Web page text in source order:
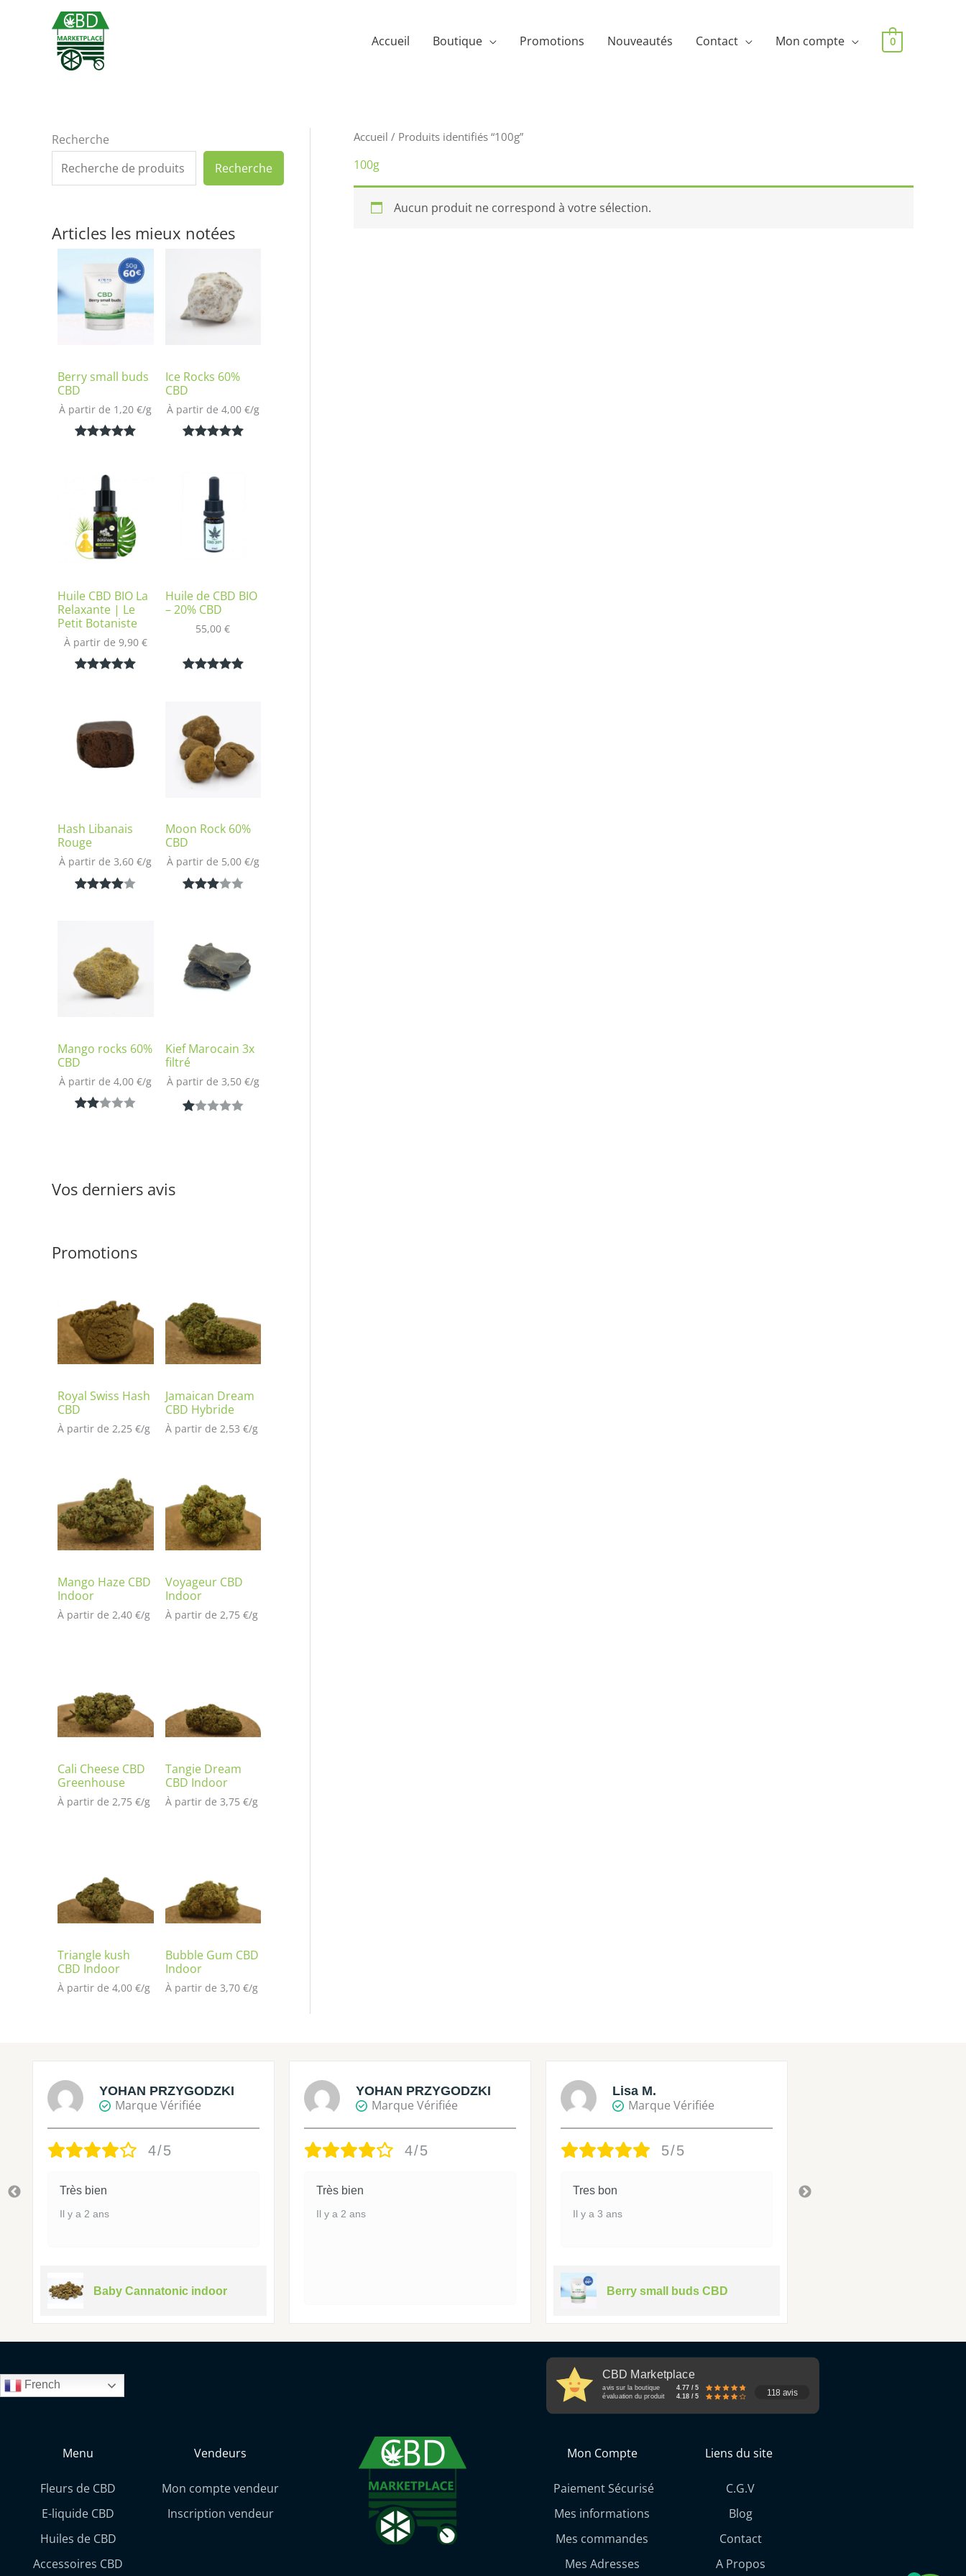
Accueil Boutique Promotions Nouveautés Contact Mon compte 0
Recherche
Recherche
Articles les mieux notées
Berry small buds
CBD
À partir de 1,20€/g
basé sur
client
Ice Rocks 60%
CBD
À partir de 4,00 €/g
basé sur
notation
client
Huile CBD BIO La
Relaxante | Le
Petit Botaniste
À partir de 9,90 €
notation
client
Huile de CBD BIO
– 20% CBD
55,00€
basé sur
notation
client
Hash Libanais
Rouge
À partir de 3,60€/g
sur
notation
client
Moon Rock 60%
CBD
À partir de 5,00 €/g
basé
sur
notatio
Mango rocks 60%
CBD
À partir de 4,00€/g
bas
Kief Marocain 3x
filtré
À partir de 3,50 €/g
s
ur
no
io
n
cli
Vos derniers avis
Promotions
Royal Swiss Hash
CBD
À partir de 2,25 €/g
Jamaican Dream
CBD Hybride
À partir de 2,53 €/g
Mango Haze CBD
Indoor
À partir de 2,40 €/g
Voyageur CBD
Indoor
À partir de 2,75 €/g
Cali Cheese CBD
Greenhouse
À partir de 2,75 €/g
Tangie Dream
CBD Indoor
À partir de 3,75 €/g
Triangle kush
CBD Indoor
À partir de 4,00 €/g
Bubble Gum CBD
Indoor
À partir de 3,70 €/g
Accueil / Produits identifiés “100g”
100g
Aucun produit ne correspond à votre sélection.
YOHAN PRZYGODZKI
Marque Vérifiée
4/5
Très bien
Il y a 2 ans
Baby Cannatonic indoor
YOHAN PRZYGODZKI
Marque Vérifiée
4/5
Très bien
Il y a 2 ans
Lisa M.
Marque Vérifiée
5/5
Tres bon
Il y a 3 ans
Berry small buds CBD
French
CBD Marketplace
avis sur la boutique
4.77 / 5
évaluation du produit
4.18 / 5 118 avis
Menu
Fleurs de CBD
E-liquide CBD
Huiles de CBD
Accessoires CBD
Vendeurs
Mon compte vendeur
Inscription vendeur
Mon Compte
Paiement Sécurisé
Mes informations
Mes commandes
Mes Adresses
Liens du site
C.G.V
Blog
Contact
A Propos